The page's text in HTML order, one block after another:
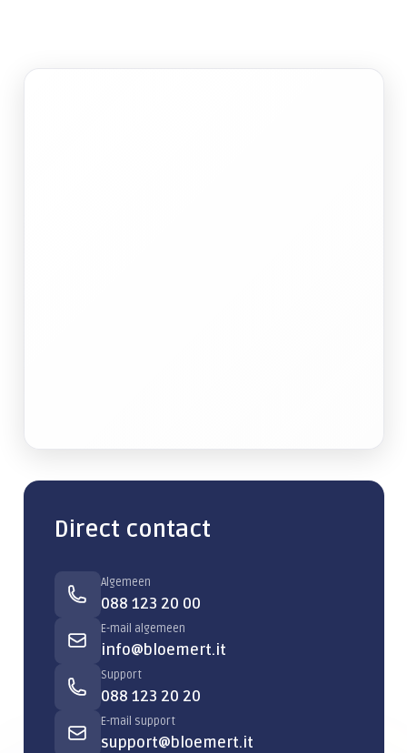
Direct contact
Algemeen
088 123 20 00
E-mail algemeen
info@bloemert.it
Support
088 123 20 20
E-mail support
support@bloemert.it